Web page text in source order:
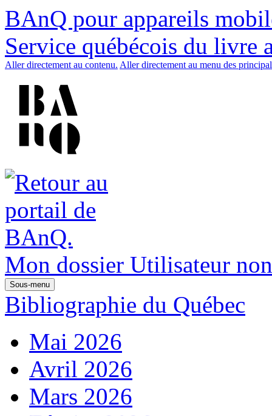
BAnQ pour appareils
Service québécois du livre
Aller directement au contenu. Aller directement au menu des
Mon dossier Utilisateur
Sous-menu
Bibliographie du Québec
Mai 2026
Avril 2026
Mars 2026